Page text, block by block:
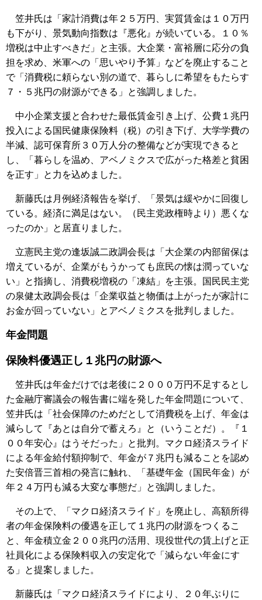
笠井氏は「家計消費は年２５万円、実質賃金は１０万円
も下がり、景気動向指数は『悪化』が続いている。１０％
増税は中止すべきだ」と主張。大企業・富裕層に応分の負
担を求め、米軍への「思いやり予算」などを廃止すること
で「消費税に頼らない別の道で、暮らしに希望をもたらす
７・５兆円の財源ができる」と強調しました。
中小企業支援と合わせた最低賃金引き上げ、公費１兆円
投入による国民健康保険料（税）の引き下げ、大学学費の
半減、認可保育所３０万人分の整備などが実現できると
し、「暮らしを温め、アベノミクスで広がった格差と貧困
を正す」と力を込めました。
新藤氏は月例経済報告を挙げ、「景気は緩やかに回復し
ている。経済に満足はない。（民主党政権時より）悪くな
ったのか」と居直りました。
立憲民主党の逢坂誠二政調会長は「大企業の内部留保は
増えているが、企業がもうかっても庶民の懐は潤っていな
い」と指摘し、消費税増税の「凍結」を主張。国民民主党
の泉健太政調会長は「企業収益と物価は上がったが家計に
お金が回っていない」とアベノミクスを批判しました。
年金問題
保険料優遇正し１兆円の財源へ
笠井氏は年金だけでは老後に２０００万円不足するとし
た金融庁審議会の報告書に端を発した年金問題について、
笠井氏は「社会保障のためだとして消費税を上げ、年金は
減らして『あとは自分で蓄えろ』と（いうことだ）。『１
００年安心』はうそだった」と批判。マクロ経済スライド
による年金給付額抑制で、年金が７兆円も減ることを認め
た安倍晋三首相の発言に触れ、「基礎年金（国民年金）が
年２４万円も減る大変な事態だ」と強調しました。
その上で、「マクロ経済スライド」を廃止し、高額所得
者の年金保険料の優遇を正して１兆円の財源をつくるこ
と、年金積立金２００兆円の活用、現役世代の賃上げと正
社員化による保険料収入の安定化で「減らない年金にす
る」と提案しました。
新藤氏は「マクロ経済スライドにより、２０年ぶりに